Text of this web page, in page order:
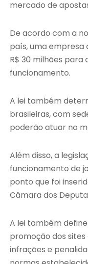
mercado de
De acordo com a
país, uma empresa
R$ 30 milhões
funcionamento.
A lei também
brasileiras, com
poderão atuar no
Além disso, a
funcionamento de
ponto que foi
Câmara dos
A lei também
promoção dos
infrações e